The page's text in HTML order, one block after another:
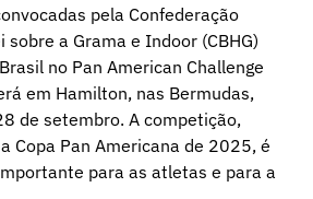
pela Confederação
sobre a Grama e Indoor (CBHG)
no Pan American Challenge
em Hamilton, nas Bermudas,
de setembro. A competição,
Copa Pan Americana de 2025, é
para as atletas e para a